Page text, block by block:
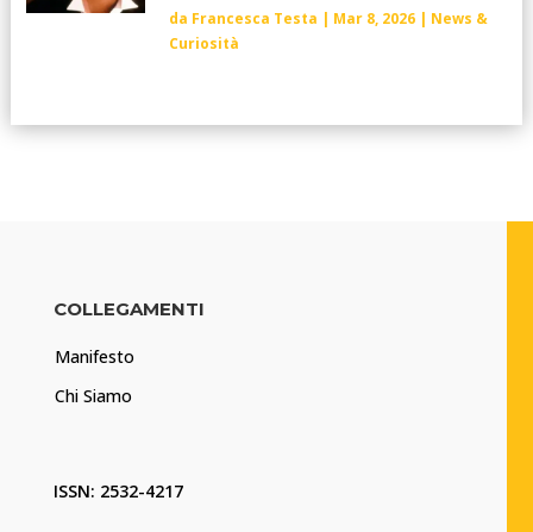
da Francesca Testa | Mar 8, 2026| News &
Curiosità
COLLEGAMENTI
Manifesto
Chi Siamo
ISSN: 2532-4217